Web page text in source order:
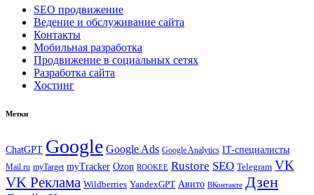
SEO продвижение
Ведение и обслуживание сайта
Контакты
Мобильная разработка
Продвижение в социальных сетях
Разработка сайта
Хостинг
Метки
ChatGPT Google Google Ads Google Analytics IT-специалисты
Mail.ru myTarget myTracker Ozon ROOKEE Rustore SEO Telegram VK
VK Реклама Wildberries YandexGPT Авито ВКонтакте Дзен